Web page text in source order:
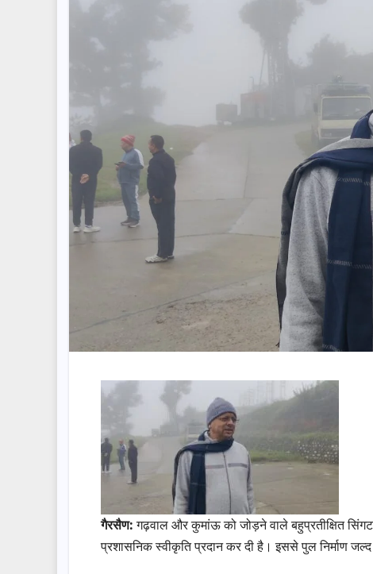
गैरसैण:गढ़वाल और कुमांऊ को जोड़ने वाले बहुप्रतीक्षित
प्रशासनिक स्वीकृति प्रदान कर दी है। इससे पुल निर्माण जल्द